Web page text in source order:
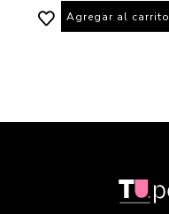
Agregar al carrito